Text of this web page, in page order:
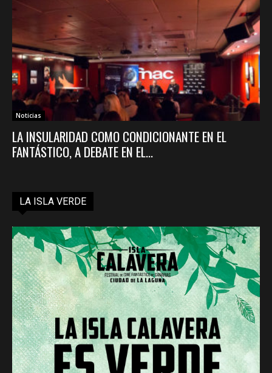
Noticias
LA INSULARIDAD COMO CONDICIONANTE EN EL
FANTÁSTICO, A DEBATE EN EL...
LA ISLA VERDE